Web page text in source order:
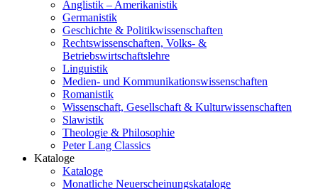
Anglistik – Amerikanistik
Germanistik
Geschichte & Politikwissenschaften
Rechtswissenschaften, Volks- &
Betriebswirtschaftslehre
Linguistik
Medien- und Kommunikationswissenschaften
Romanistik
Wissenschaft, Gesellschaft & Kulturwissenschaften
Slawistik
Theologie & Philosophie
Peter Lang Classics
Kataloge
Kataloge
Monatliche Neuerscheinungskataloge